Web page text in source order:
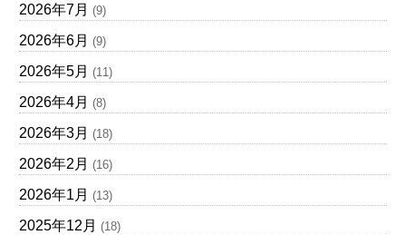
2026年7月 (9)
2026年6月 (9)
2026年5月 (11)
2026年4月 (8)
2026年3月 (18)
2026年2月 (16)
2026年1月 (13)
2025年12月 (18)